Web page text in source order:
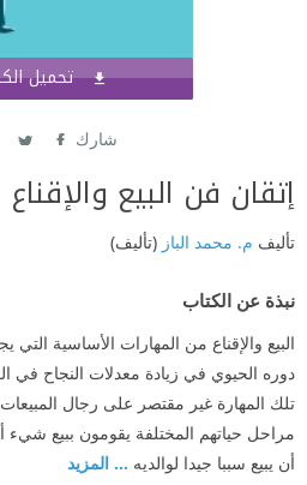
تحميل
شارك
إتقان فن البيع والإقناع
تأليف م. محمد الباز (تأليف)
نبذة عن الكتاب
البيع والإقناع من المهارات الأساسية
دوره الحيوي في زيادة معدلات النجاح في
تلك المهارة غير مقتصر على رجال
مراحل حياتهم المختلفة يقومون ببيع شيء
أن يبيع سببا جيدا لوالديه ... المزيد